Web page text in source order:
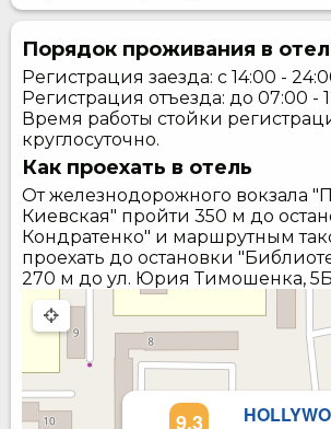
Порядок проживания в
Регистрация заезда: с 14:00 -
Регистрация отъезда: до 07:00 -
Время работы стойки
круглосуточно.
Как проехать в отель
От железнодорожного вокзала
Киевская" пройти 350 м до
Кондратенко" и маршрутным
проехать до остановки
270 м до ул. Юрия Тимошенка,
9.3